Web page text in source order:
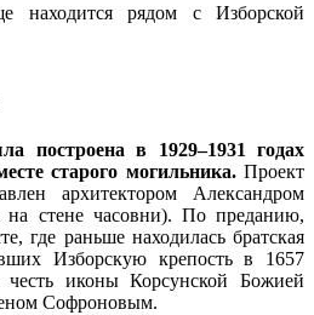
находится рядом с Изборской
построена в 1929–1931 годах
старого могильника.Проект
архитектором Александром
на стене часовни). По преданию,
где раньше находилась братская
Изборскую крепость в 1657
честь иконы Корсунской Божией
Софроновым.